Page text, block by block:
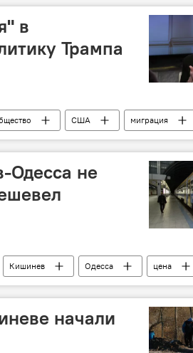
в
Трампа
США
миграция
Одесса не
Кишинев Одесса
цена
начали